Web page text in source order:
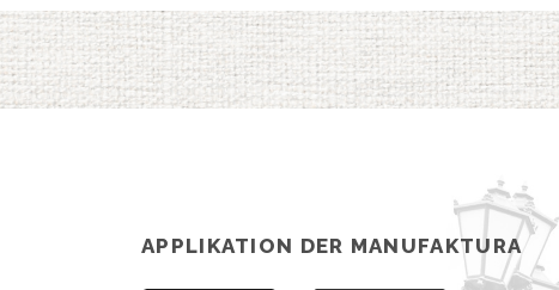
APPLIKATION DER MANUFAKTURA